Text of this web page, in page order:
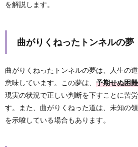
を解説します。
曲がりくねったトンネルの夢
曲がりくねったトンネルの夢は、人生の
意味しています。この夢は、 予期せぬ困
現実の状況で正しい判断を下すことに苦
す。また、曲がりくねった道は、未知の
を示唆している場合もあります。